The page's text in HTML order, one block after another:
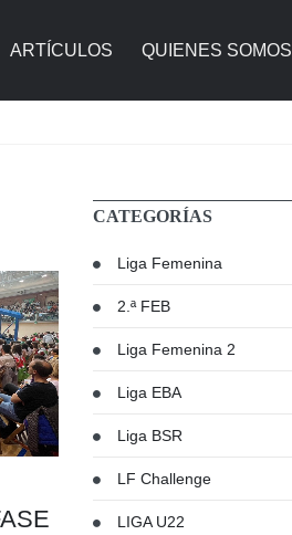
ARTÍCULOS QUIENES SOMOS
CATEGORÍAS
Liga Femenina
2.ª FEB
Liga Femenina 2
Liga EBA
Liga BSR
LF Challenge
LIGA U22